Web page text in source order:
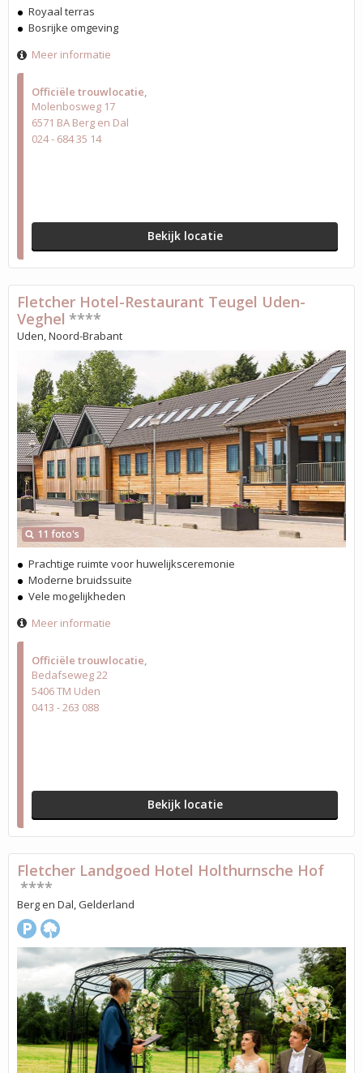
Officiële trouwlocatie
Molenbosweg 17
6571 BA Berg en Dal
024 - 684 35 14
Bekijk locatie
Royaal terras
Bosrijke omgeving
Meer informatie
Officiële trouwlocatie
Bedafseweg 22
5406 TM Uden
0413 - 263 088
Bekijk locatie
11 foto's
Fletcher Hotel-Restaurant Teugel Uden-
Veghel ****
Uden, Noord-Brabant
Prachtige ruimte voor huwelijksceremonie
Moderne bruidssuite
Vele mogelijkheden
Meer informatie
Fletcher Landgoed Hotel Holthurnsche Hof
****
Berg en Dal, Gelderland